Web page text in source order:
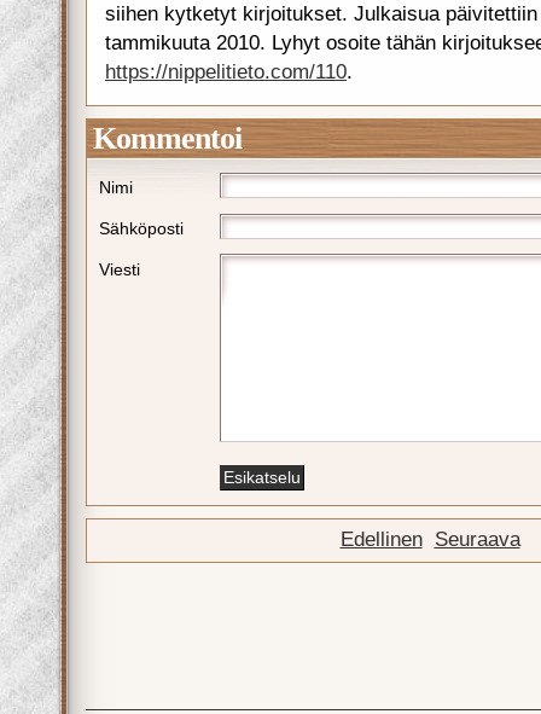
siihen kytketyt kirjoitukset. Julkaisua
tammikuuta 2010. Lyhyt osoite tähän
https://nippelitieto.com/110.
Kommentoi
Nimi
Sähköposti
Viesti
Edellinen Seuraava